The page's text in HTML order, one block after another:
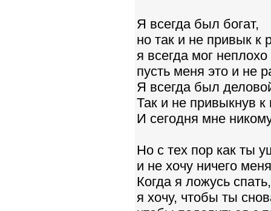
Я всегда был богат,
но так и не привык к
я всегда мог неплохо
пусть меня это и не
Я всегда был
Так и не привыкнув
И сегодня мне
Но с тех пор как ты
и не хочу ничего
Когда я ложусь спать,
я хочу, чтобы ты